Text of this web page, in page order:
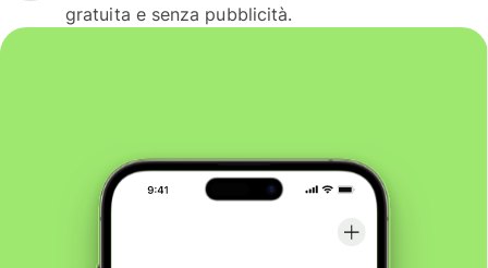
gratuita e senza pubblicità.